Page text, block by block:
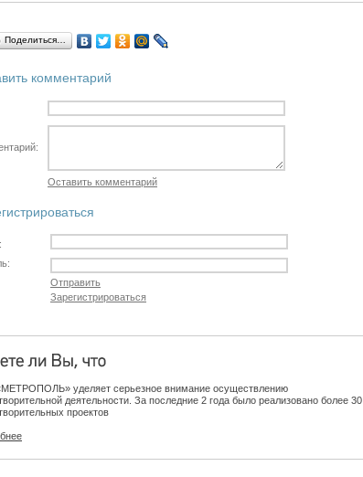
Поделиться…
комментарий
Оставить комментарий
Отправить
Зарегистрироваться
уделяет серьезное внимание осуществлению
деятельности. За последние 2 года было реализовано более 30
проектов